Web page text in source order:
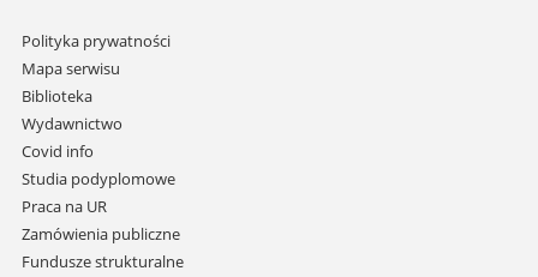
Pomiń
nawigację
i
przejdź
do
treści
Polityka prywatności
Mapa serwisu
Biblioteka
Wydawnictwo
Covid info
Studia podyplomowe
Praca na UR
Zamówienia publiczne
Fundusze strukturalne